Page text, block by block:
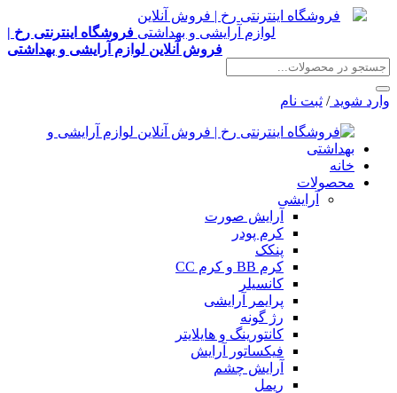
فروشگاه اینترنتی رخ |
فروش آنلاین لوازم آرایشی و بهداشتی
وارد شوید / ثبت نام
خانه
محصولات
آرایشی
آرایش صورت
کرم پودر
پنکک
کرم BB و کرم CC
کانسیلر
پرایمر آرایشی
رژ گونه
کانتورینگ و هایلایتر
فیکساتور آرایش
آرایش چشم
ریمل